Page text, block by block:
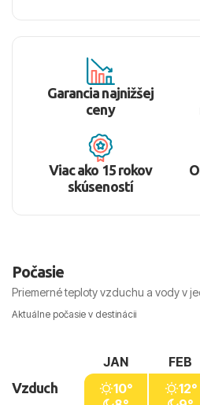
Garancia najnižšej
ceny
Viac ako 15 rokov
skúseností
Počasie
Priemerné teploty vzduchu a vody v
Aktuálne počasie v destinácii
Vzduch
JAN
10°
FEB
12°